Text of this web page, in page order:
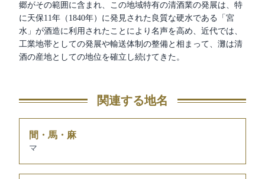
郷がその範囲に含まれ、この地域特有の清酒業の発展は、特
に天保11年（1840年）に発見された良質な硬水である「宮
水」が酒造に利用されたことにより名声を高め、近代では、
工業地帯としての発展や輸送体制の整備と相まって、灘は清
酒の産地としての地位を確立し続けてきた。
関連する地名
間・馬・麻
マ